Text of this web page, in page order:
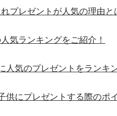
プレゼントが人気の理由と
気ランキングをご紹介！
気のプレゼントをランキ
供にプレゼントする際のポ